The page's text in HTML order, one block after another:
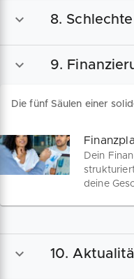
deines
8.
9.
Die fünf Säulen einer
Dein
deine
10.